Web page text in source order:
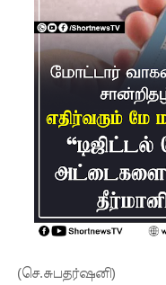
எரிவாயு
விலையிலு
மாற்றமில்
பாகுபாடற்
தரமான
(செ.சுபதர்ஷனி)